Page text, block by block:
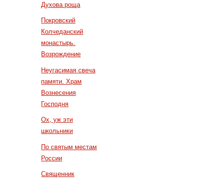
Духова роща
Покровский
Колчеданский
монастырь.
Возрождение
Неугасимая свеча
памяти. Храм
Вознесения
Господня
Ох, уж эти
школьники
По святым местам
России
Священник